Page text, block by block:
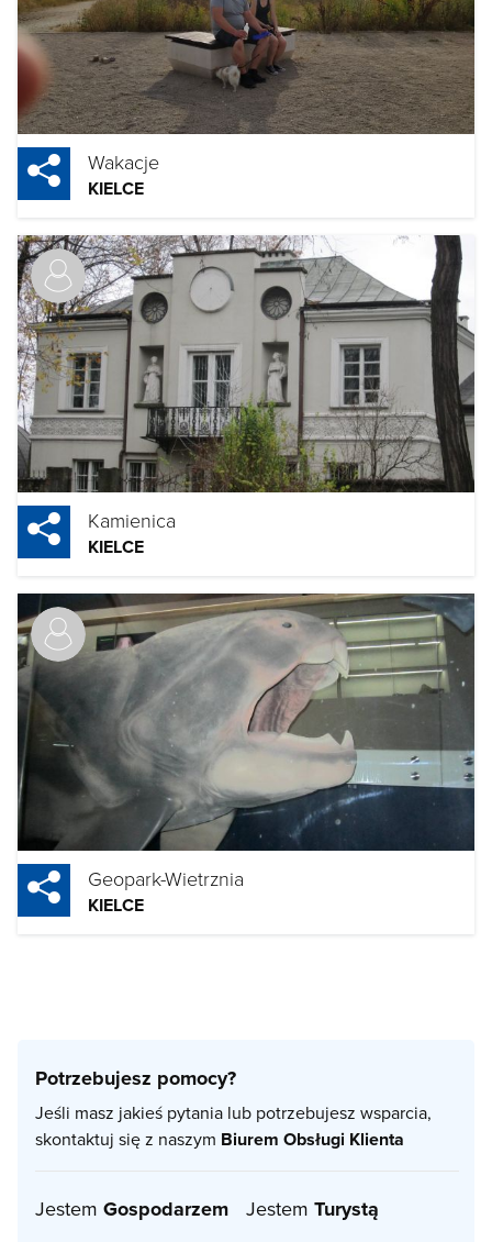
Wakacje
KIELCE
Kamienica
KIELCE
Geopark-Wietrznia
KIELCE
Potrzebujesz pomocy?
Jeśli masz jakieś pytania lub potrzebujesz wsparcia,
skontaktuj się z naszym Biurem Obsługi Klienta
Jestem Gospodarzem Jestem Turystą